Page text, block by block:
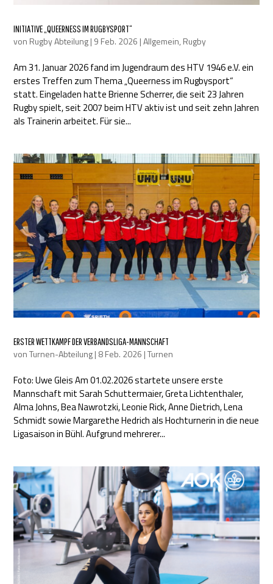
INITIATIVE „QUEERNESS IM RUGBYSPORT“
von Rugby Abteilung| 9 Feb. 2026 |Allgemein, Rugby
Am 31. Januar 2026 fand im Jugendraum des HTV 1946 e.V. ein
erstes Treffen zum Thema „Queerness im Rugbysport“
statt. Eingeladen hatte Brienne Scherrer, die seit 23 Jahren
Rugby spielt, seit 2007 beim HTV aktiv ist und seit zehn Jahren
als Trainerin arbeitet. Für sie...
ERSTER WETTKAMPF DER VERBANDSLIGA-MANNSCHAFT
vonTurnen-Abteilung| 8 Feb. 2026 |Turnen
Foto: Uwe Gleis Am 01.02.2026 startete unsere erste
Mannschaft mit Sarah Schuttermaier, Greta Lichtenthaler,
Alma Johns, Bea Nawrotzki, Leonie Rick, Anne Dietrich, Lena
Schmidt sowie Margarethe Hedrich als Hochturnerin in die neue
Ligasaison in Bühl. Aufgrund mehrerer...